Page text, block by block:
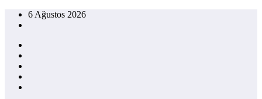
İçeriğe6 Ağustos 2026